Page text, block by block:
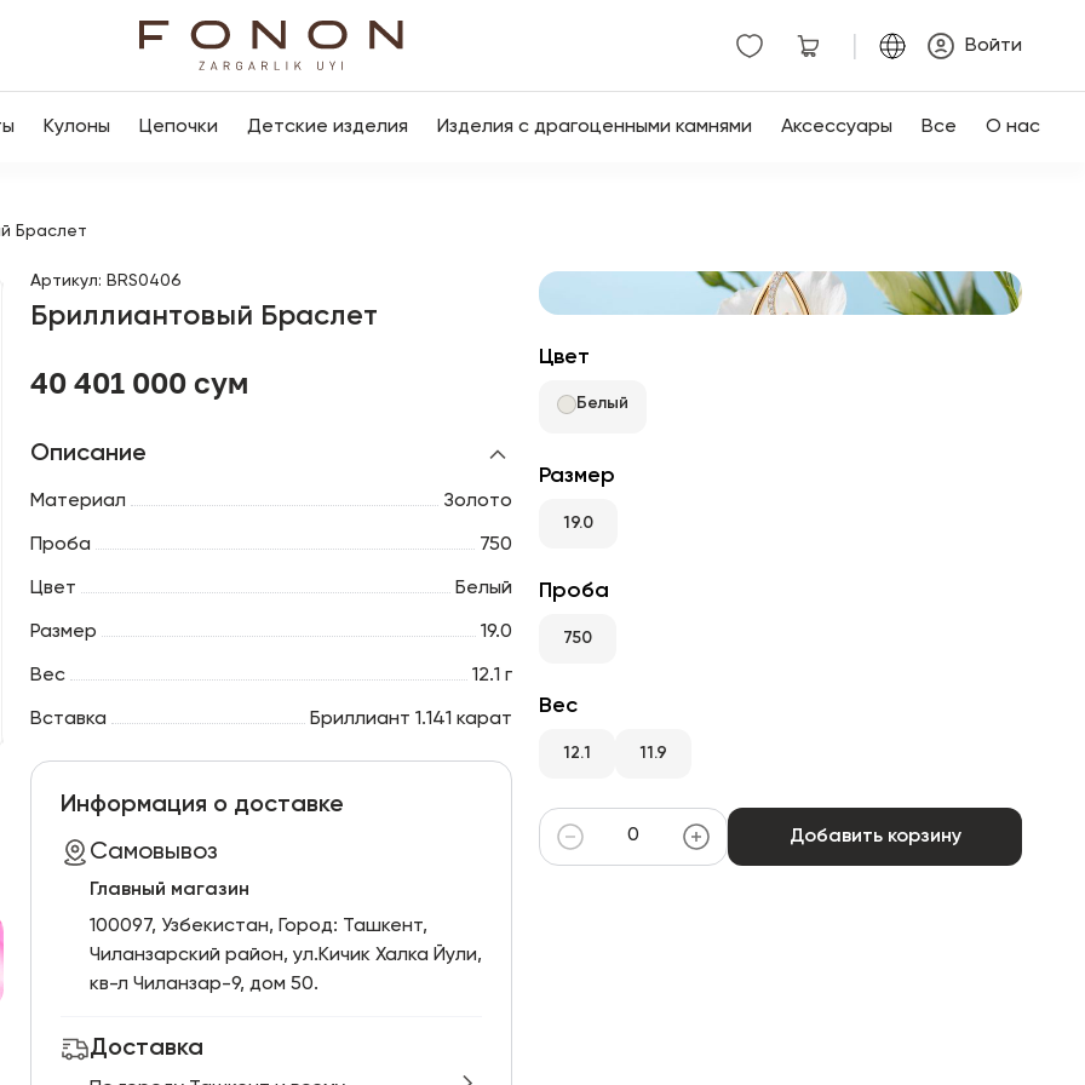
Войти
Кулоны Цепочки Детские изделия Изделия с драгоценными камнями Аксессуары Все О нас
Браслет
Артикул: BRS0406
Бриллиантовый Браслет
40 401 000 сум
Описание
Материал Золото
Проба 750
Цвет Белый
Размер 19.0
Вес 12.1 г
Вставка Бриллиант 1.141 карат
Информация о доставке
Самовывоз
Главный магазин
100097, Узбекистан, Город: Ташкент,
Чиланзарский pайон, ул.Кичик Халка Йули,
кв-л Чиланзар-9, дом 50.
Доставка
Цвет
Белый
Размер
19.0
Проба
750
Вес
12.1 11.9
Добавить корзину